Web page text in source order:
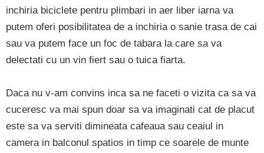
inchiria biciclete pentru plimbari in aer liber iarna va
putem oferi posibilitatea de a inchiria o sanie trasa de cai
sau va putem face un foc de tabara la care sa va
delectati cu un vin fiert sau o tuica fiarta.
Daca nu v-am convins inca sa ne faceti o vizita ca sa va
cuceresc va mai spun doar sa va imaginati cat de placut
este sa va serviti dimineata cafeaua sau ceaiul in
camera in balconul spatios in timp ce soarele de munte